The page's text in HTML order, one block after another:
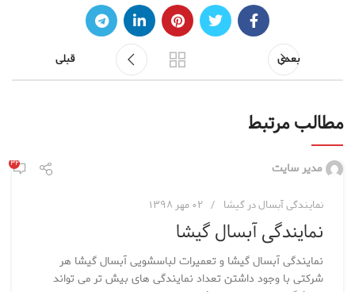
بعدی قبلی
مطالب مرتبط
مدیر سایت ۳۲
نمایندگی آبسال در گیشا ۰۲ مهر ۱۳۹۸
نمایندگی آبسال گیشا
نمایندگی آبسال گیشا و تعمیرات لباسشویی آبسال گیشا هر
شرکتی با وجود داشتن تعداد نمایندگی های بیش تر می تواند